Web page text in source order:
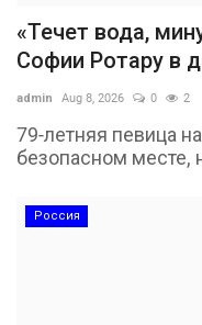
«Течет вода,
Софии Ротару в
admin Aug 8, 2026 0 2
79-летняя певица
безопасном месте,
Россия